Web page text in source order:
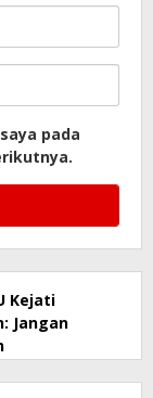
pada
Kejati
Jangan